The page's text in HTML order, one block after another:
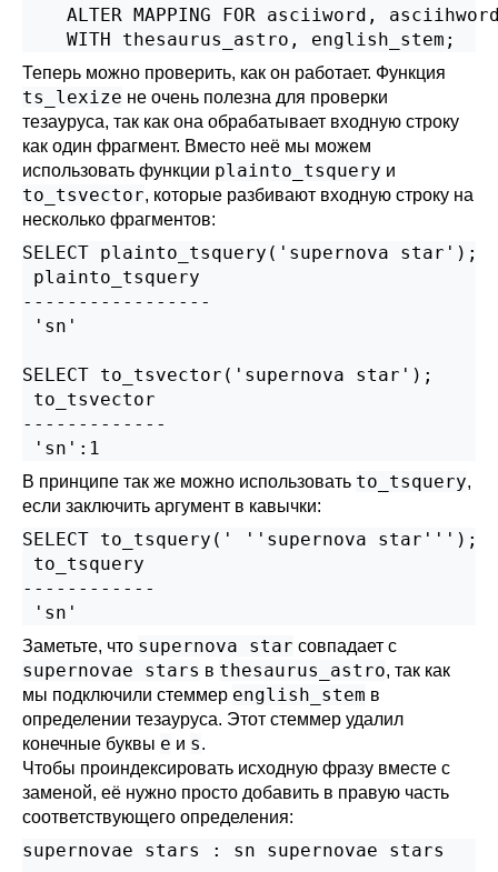
ALTER MAPPING FOR asciiword,
    WITH thesaurus_astro, english_stem;
Теперь можно проверить, как он работает. Функция
ts_lexize не очень полезна для проверки
тезауруса, так как она обрабатывает входную строку
как один фрагмент. Вместо неё мы можем
использовать функции plainto_tsquery и
to_tsvector, которые разбивают входную строку на
несколько фрагментов:
SELECT plainto_tsquery('supernova star');
plainto_tsquery
-----------------
'sn'
SELECT to_tsvector('supernova star');
to_tsvector
-------------
В принципе так же можно использовать to_tsquery,
если заключить аргумент в кавычки:
SELECT to_tsquery(' ''supernova star''');
to_tsquery
------------
Заметьте, что supernova star совпадает с
supernovae stars в thesaurus_astro, так как
мы подключили стеммер english_stem в
определении тезауруса. Этот стеммер удалил
конечные буквы e и s.
Чтобы проиндексировать исходную фразу вместе с
заменой, её нужно просто добавить в правую часть
соответствующего определения:
supernovae stars : sn supernovae stars